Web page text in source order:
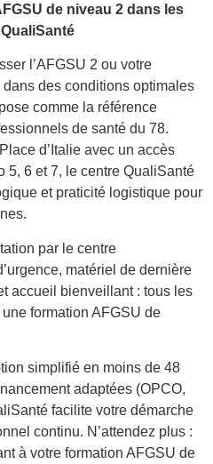
de niveau 2 dans les
l’AFGSU 2 ou votre
des conditions optimales
comme la référence
de santé du 78.
d’Italie avec un accès
5, 6 et 7, le centre QualiSanté
et praticité logistique pour
par le centre
matériel de dernière
accueil bienveillant : tous les
formation AFGSU de
simplifié en moins de 48
adaptées (OPCO,
facilite votre démarche
continu. N’attendez plus :
à votre formation AFGSU de